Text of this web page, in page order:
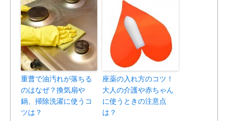
重曹で油汚れが落ちる
のはなぜ？換気扇や
鍋、掃除洗濯に使うコ
ツは？
座薬の入れ方のコツ！
大人の介護や赤ちゃん
に使うときの注意点
は？